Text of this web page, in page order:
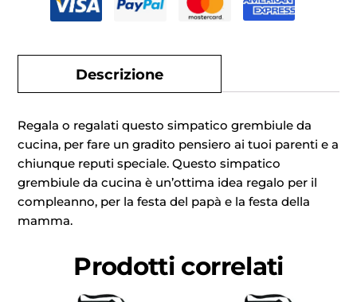
Descrizione
Regala o regalati questo simpatico grembiule da
cucina, per fare un gradito pensiero ai tuoi parenti e a
chiunque reputi speciale. Questo simpatico
grembiule da cucina è un’ottima idea regalo per il
compleanno, per la festa del papà e la festa della
mamma.
Prodotti correlati